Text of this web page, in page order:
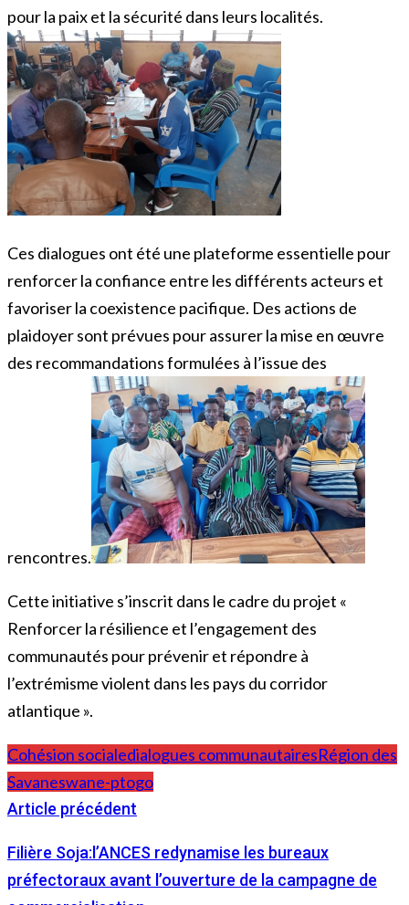
pour la paix et la sécurité dans leurs localités.
Ces dialogues ont été une plateforme essentielle pour
renforcer la confiance entre les différents acteurs et
favoriser la coexistence pacifique. Des actions de
plaidoyer sont prévues pour assurer la mise en œuvre
des recommandations formulées à l’issue des
rencontres.
Cette initiative s’inscrit dans le cadre du projet «
Renforcer la résilience et l’engagement des
communautés pour prévenir et répondre à
l’extrémisme violent dans les pays du corridor
atlantique ».
Cohésion socialedialogues communautairesRégion des
Savaneswane-ptogo
Article précédent
Filière Soja:l’ANCES redynamise les bureaux
préfectoraux avant l’ouverture de la campagne de